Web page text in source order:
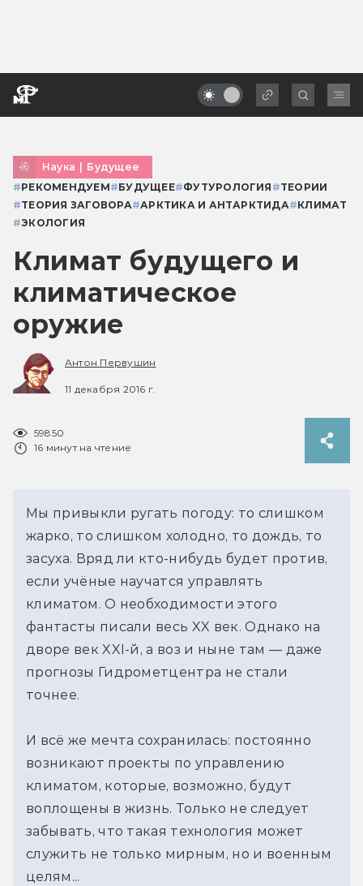
Наука | Будущее
#РЕКОМЕНДУЕМ#БУДУЩЕЕ#ФУТУРОЛОГИЯ #ТЕОРИИ
#ТЕОРИЯ ЗАГОВОРА#АРКТИКА И АНТАРКТИДА#КЛИМАТ
#ЭКОЛОГИЯ
Климат будущего и
климатическое
оружие
Антон Первушин
11 декабря 2016 г.
59850
16 минут на чтение
Мы привыкли ругать погоду: то слишком
жарко, то слишком холодно, то дождь, то
засуха. Вряд ли кто-нибудь будет против,
если учёные научатся управлять
климатом. О необходимости этого
фантасты писали весь XX век. Однако на
дворе век XXI-й, а воз и ныне там — даже
прогнозы Гидрометцентра не стали
точнее.
И всё же мечта сохранилась: постоянно
возникают проекты по управлению
климатом, которые, возможно, будут
воплощены в жизнь. Только не следует
забывать, что такая технология может
служить не только мирным, но и военным
целям...